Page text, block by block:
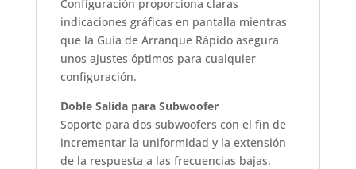
Configuración proporciona claras
indicaciones gráficas en pantalla mientras
que la Guía de Arranque Rápido asegura
unos ajustes óptimos para cualquier
configuración.
Doble Salida para Subwoofer
Soporte para dos subwoofers con el fin de
incrementar la uniformidad y la extensión
de la respuesta a las frecuencias bajas.